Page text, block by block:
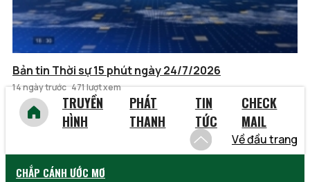
Bản tin Thời sự 15 phút ngày 24/7/2026
14 ngày trước 471 lượt xem
TRUYỀN
HÌNH
PHÁT
THANH
TIN
TỨC
CHECK
MAIL
Về đầu trang
CHẮP CÁNH ƯỚC MƠ